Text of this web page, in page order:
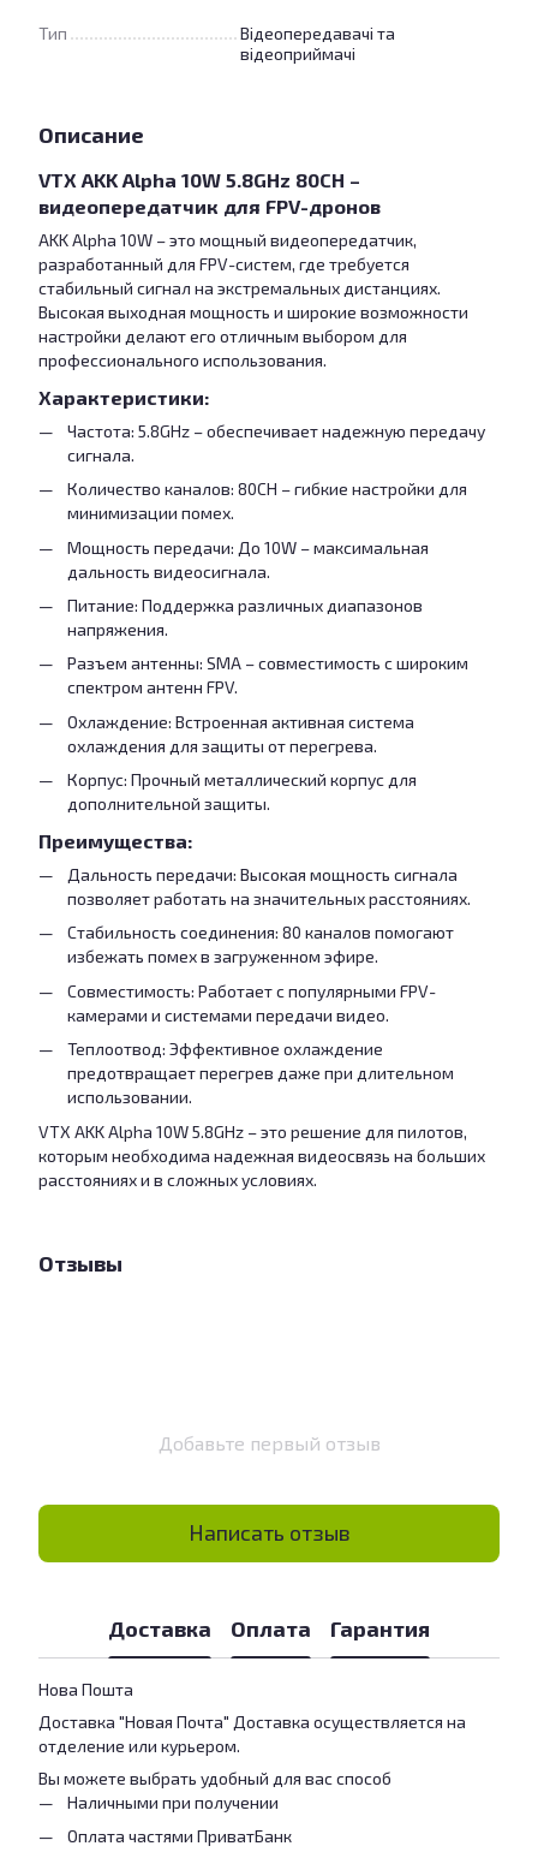
Тип
Відеопередавачі та
відеоприймачі
Описание
VTX AKK Alpha 10W 5.8GHz 80CH –
видеопередатчик для FPV-дронов
AKK Alpha 10W – это мощный видеопередатчик,
разработанный для FPV-систем, где требуется
стабильный сигнал на экстремальных дистанциях.
Высокая выходная мощность и широкие возможности
настройки делают его отличным выбором для
профессионального использования.
Характеристики:
Частота: 5.8GHz – обеспечивает надежную передачу
сигнала.
Количество каналов: 80CH – гибкие настройки для
минимизации помех.
Мощность передачи: До 10W – максимальная
дальность видеосигнала.
Питание: Поддержка различных диапазонов
напряжения.
Разъем антенны: SMA – совместимость с широким
спектром антенн FPV.
Охлаждение: Встроенная активная система
охлаждения для защиты от перегрева.
Корпус: Прочный металлический корпус для
дополнительной защиты.
Преимущества:
Дальность передачи: Высокая мощность сигнала
позволяет работать на значительных расстояниях.
Стабильность соединения: 80 каналов помогают
избежать помех в загруженном эфире.
Совместимость: Работает с популярными FPV-
камерами и системами передачи видео.
Теплоотвод: Эффективное охлаждение
предотвращает перегрев даже при длительном
использовании.
VTX AKK Alpha 10W 5.8GHz – это решение для пилотов,
которым необходима надежная видеосвязь на больших
расстояниях и в сложных условиях.
Отзывы
Добавьте первый отзыв
Написать отзыв
Доставка Оплата Гарантия
Нова Пошта
Доставка "Новая Почта" Доставка осуществляется на
отделение или курьером.
Вы можете выбрать удобный для вас способ
Наличными при получении
Оплата частями ПриватБанк